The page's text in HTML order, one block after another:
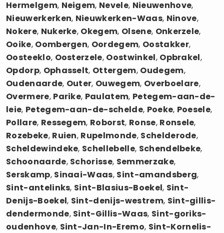
Hermelgem, Neigem, Nevele, Nieuwenhove,
Nieuwerkerken, Nieuwkerken-Waas, Ninove,
Nokere, Nukerke, Okegem, Olsene, Onkerzele,
Ooike, Oombergen, Oordegem, Oostakker,
Oosteeklo, Oosterzele, Oostwinkel, Opbrakel,
Opdorp, Ophasselt, Ottergem, Oudegem,
Oudenaarde, Outer, Ouwegem, Overboelare,
Overmere, Parike, Paulatem, Petegem-aan-de-
leie, Petegem-aan-de-schelde, Poeke, Poesele,
Pollare, Ressegem, Roborst, Ronse, Ronsele,
Rozebeke, Ruien, Rupelmonde, Schelderode,
Scheldewindeke, Schellebelle, Schendelbeke,
Schoonaarde, Schorisse, Semmerzake,
Serskamp, Sinaai-Waas, Sint-amandsberg,
Sint-antelinks, Sint-Blasius-Boekel, Sint-
Denijs-Boekel, Sint-denijs-westrem, Sint-gillis-
dendermonde, Sint-Gillis-Waas, Sint-goriks-
oudenhove, Sint-Jan-In-Eremo, Sint-Kornelis-